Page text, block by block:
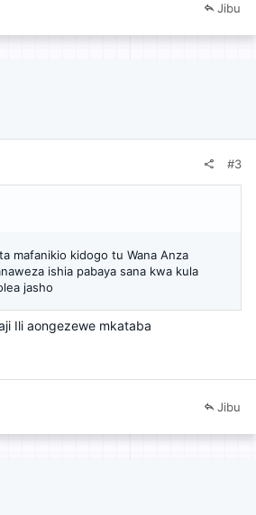
Jibu
#3
mafanikio kidogo tu Wana Anza
ishia pabaya sana kwa kula
jasho
Ili aongezewe mkataba
Jibu